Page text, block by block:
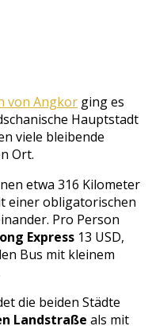
von Angkor ging es
Hauptstadt
viele bleibende
Ort.
etwa 316 Kilometer
einer obligatorischen
Pro Person
Express 13 USD,
Bus mit kleinem
die beiden Städte
Landstraße als mit